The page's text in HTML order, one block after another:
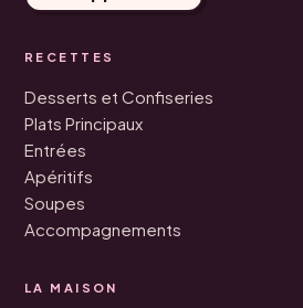
RECETTES
Desserts et Confiseries
Plats Principaux
Entrées
Apéritifs
Soupes
Accompagnements
LA MAISON